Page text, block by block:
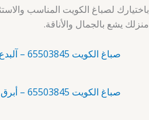
باختيارك لصباغ الكويت المناسب
منزلك يشع بالجمال والأناقة.
صباغ الكويت 65503845 – آلبدع – صباغ الكويت ورق جدران
صباغ الكويت 65503845 – أبرق خيطان – صباغ ممتاز